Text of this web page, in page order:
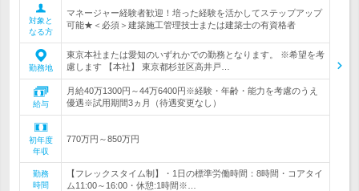
対象と
なる方
マネージャー経験者歓迎！培った経験を活かしてステップアップ
可能★＜必須＞建築施工管理技士または建築士の有資格者
勤務地
東京本社または愛知のいずれかでの勤務となります。 ※希望を考
慮します 【本社】 東京都杉並区高井戸…
給与
月給40万1300円～44万6400円※経験・年齢・能力を考慮のうえ
優遇※試用期間3ヵ月（待遇変更なし）
初年度
年収
770万円～850万円
勤務
時間
【フレックスタイム制】・1日の標準労働時間：8時間・コアタイ
ム11:00～16:00・休憩:1時間※…